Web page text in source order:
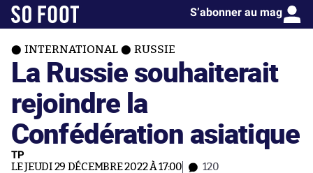
S’abonner au mag
INTERNATIONAL RUSSIE
La Russie souhaiterait
rejoindre la
Confédération asiatique
TP
LE JEUDI 29 DÉCEMBRE 2022 À 17:00 120